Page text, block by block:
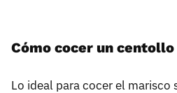
Cómo cocer un
Lo ideal para cocer el marisco